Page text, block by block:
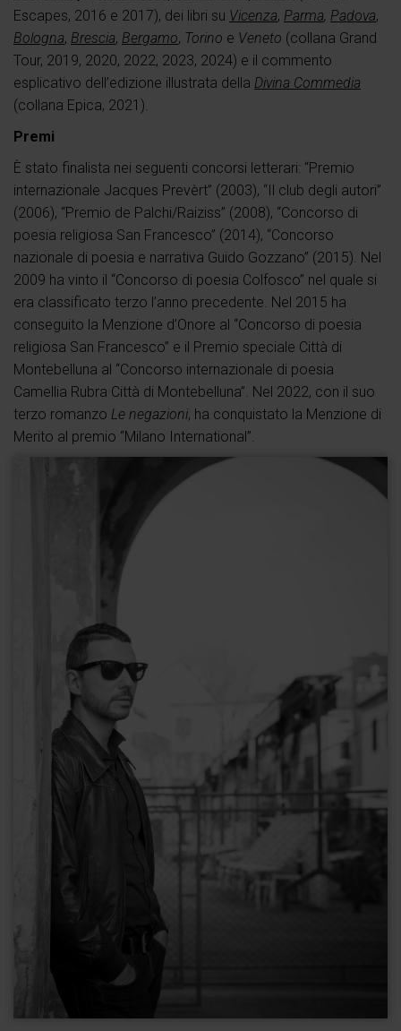
Escapes, 2016 e 2017), dei libri su Vicenza, Parma, Padova,
Bologna, Brescia, Bergamo, Torino e Veneto (collana Grand
Tour, 2019, 2020, 2022, 2023, 2024) e il commento
esplicativo dell’edizione illustrata della Divina Commedia
(collana Epica, 2021).
Premi
È stato finalista nei seguenti concorsi letterari: “Premio
internazionale Jacques Prevèrt” (2003), “Il club degli autori”
(2006), “Premio de Palchi/Raiziss” (2008), “Concorso di
poesia religiosa San Francesco” (2014), “Concorso
nazionale di poesia e narrativa Guido Gozzano” (2015). Nel
2009 ha vinto il “Concorso di poesia Colfosco” nel quale si
era classificato terzo l’anno precedente. Nel 2015 ha
conseguito la Menzione d’Onore al “Concorso di poesia
religiosa San Francesco” e il Premio speciale Città di
Montebelluna al “Concorso internazionale di poesia
Camellia Rubra Città di Montebelluna”. Nel 2022, con il suo
terzo romanzo Le negazioni, ha conquistato la Menzione di
Merito al premio “Milano International”.